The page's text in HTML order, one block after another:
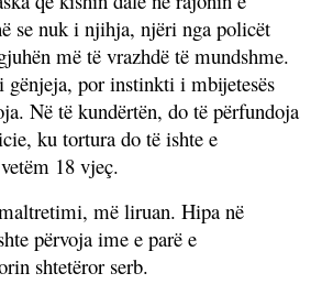
se nuk i njihja, njëri nga policët
më të vrazhdë të mundshme.
gënjeja, por instinkti i mbijetesës
Në të kundërtën, do të përfundoja
ku tortura do të ishte e
18 vjeç.
më liruan. Hipa në
përvoja ime e parë e
shtetëror serb.